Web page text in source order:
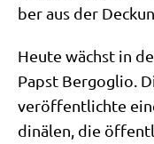
ber aus der
Heu­te wächst in
Papst Berg­o­glio.
ver­öf­fent­lich­te
di­nä­len, die